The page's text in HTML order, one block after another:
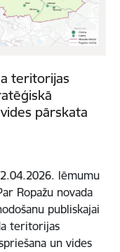
teritorijas
pārskata
lēmumu
Ropažu novada
publiskajai
teritorijas
un vides